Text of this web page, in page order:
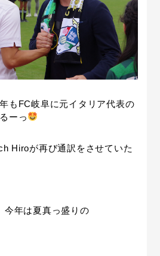
もFC岐阜に元イタリア代表の
ーっ
Hiroが再び通訳をさせていた
今年は夏真っ盛りの